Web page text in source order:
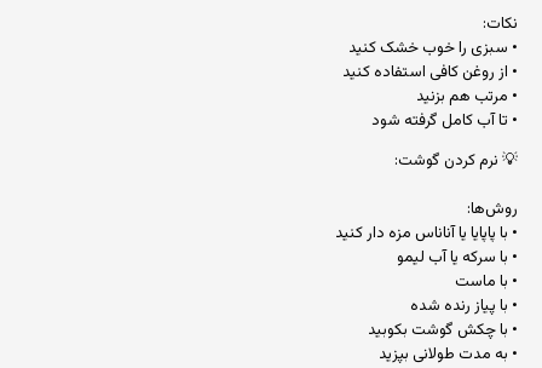
نکات:
• سبزی را خوب خشک کنید
• از روغن کافی استفاده کنید
• مرتب هم بزنید
• تا آب کامل گرفته شود
💡 نرم کردن گوشت:
روش‌ها:
• با پاپایا یا آناناس مزه دار کنید
• با سرکه یا آب لیمو
• با ماست
• با پیاز رنده شده
• با چکش گوشت بکوبید
• به مدت طولانی بپزید